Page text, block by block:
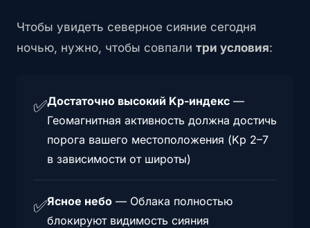
Чтобы увидеть северное сияние сегодня
ночью, нужно, чтобы совпали три условия:
✅Достаточно высокий Kp-индекс —
Геомагнитная активность должна достичь
порога вашего местоположения (Kp 2–7
в зависимости от широты)
✅Ясное небо — Облака полностью
блокируют видимость сияния